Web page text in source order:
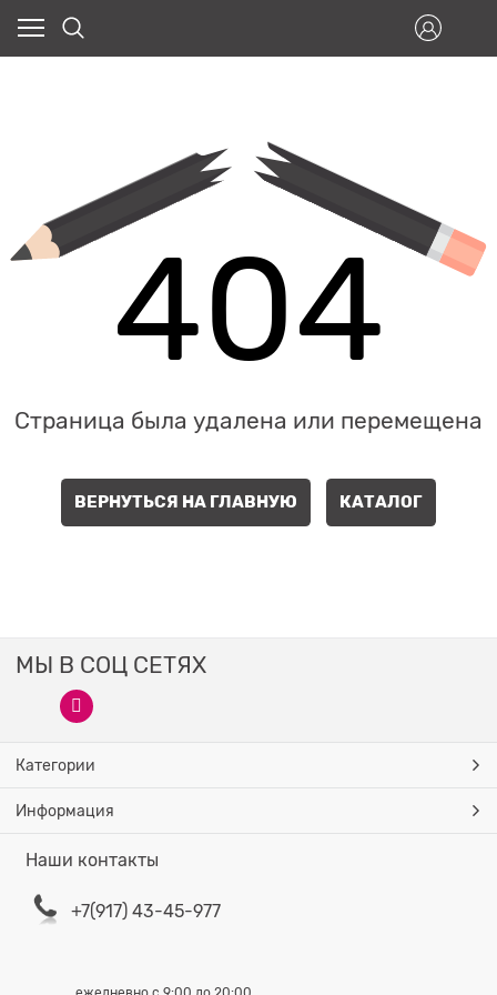
404
Страница была удалена или перемещена
ВЕРНУТЬСЯ НА ГЛАВНУЮ КАТАЛОГ
МЫ В СОЦ СЕТЯХ
Категории
Информация
Наши контакты
+7(917) 43-45-977